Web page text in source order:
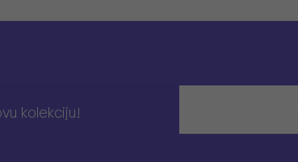
kolekciju!